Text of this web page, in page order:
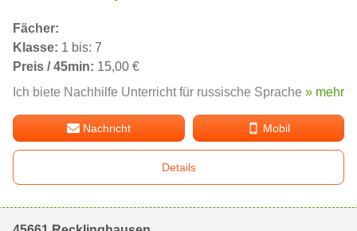
Fächer:
Klasse: 1 bis: 7
Preis / 45min: 15,00 €
Ich biete Nachhilfe Unterricht für russische Sprache » mehr
Nachricht Mobil
Details